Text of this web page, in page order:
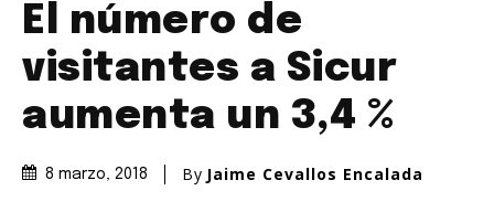
El número de
visitantes a Sicur
aumenta un 3,4 %
8 marzo, 2018 By Jaime Cevallos Encalada